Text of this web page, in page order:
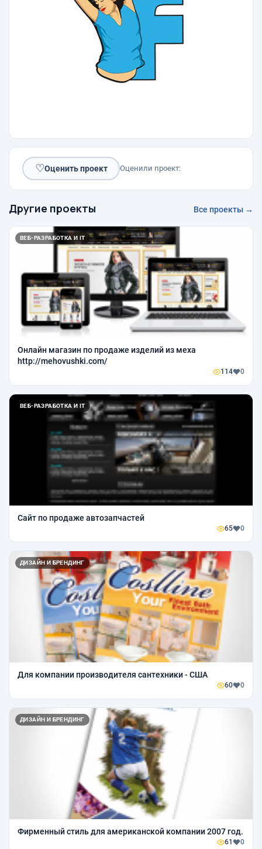
♡Оценить проект Оценили проект:
Другие проекты Все проекты →
ВЕБ-РАЗРАБОТКА И IT
Онлайн магазин по продаже изделий из меха
http://mehovushki.com/
114 0
ВЕБ-РАЗРАБОТКА И IT
Сайт по продаже автозапчастей
65 0
ДИЗАЙН И БРЕНДИНГ
Для компании производителя сантехники - США
60 0
ДИЗАЙН И БРЕНДИНГ
Фирменный стиль для американской компании 2007 год.
61 0